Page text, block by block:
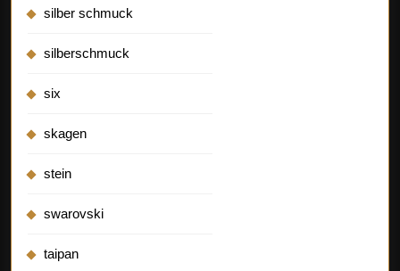
silber schmuck
silberschmuck
six
skagen
stein
swarovski
taipan